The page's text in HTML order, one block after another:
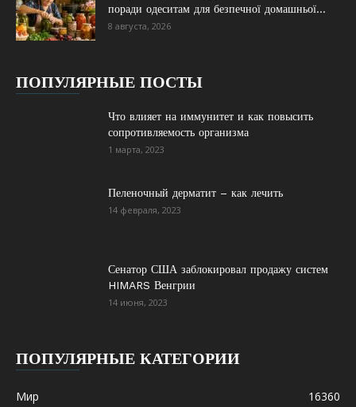
поради одеситам для безпечної домашньої...
8 августа, 2026
ПОПУЛЯРНЫЕ ПОСТЫ
Что влияет на иммунитет и как повысить
сопротивляемость организма
1 марта, 2023
Пеленочный дерматит – как лечить
14 февраля, 2023
Сенатор США заблокировал продажу систем
HIMARS Венгрии
14 июня, 2023
ПОПУЛЯРНЫЕ КАТЕГОРИИ
Мир
16360